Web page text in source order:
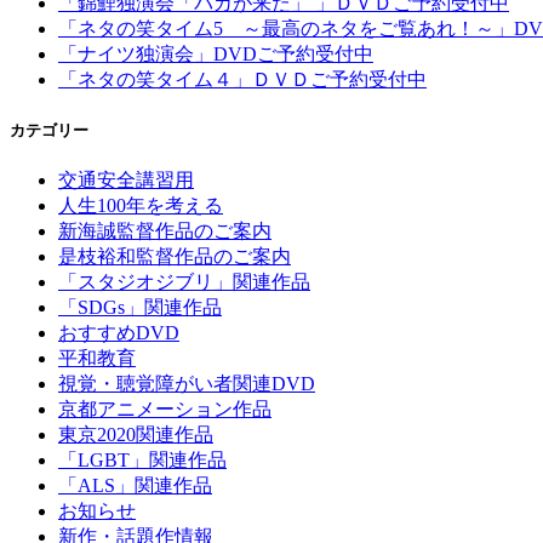
「ネタの笑タイム5 ～最高のネタをご覧あれ！～」
「ナイツ独演会」DVDご予約受付中
「ネタの笑タイム４」ＤＶＤご予約受付中
カテゴリー
交通安全講習用
人生100年を考える
新海誠監督作品のご案内
是枝裕和監督作品のご案内
「スタジオジブリ」関連作品
「SDGs」関連作品
おすすめDVD
平和教育
視覚・聴覚障がい者関連DVD
京都アニメーション作品
東京2020関連作品
「LGBT」関連作品
「ALS」関連作品
お知らせ
新作・話題作情報